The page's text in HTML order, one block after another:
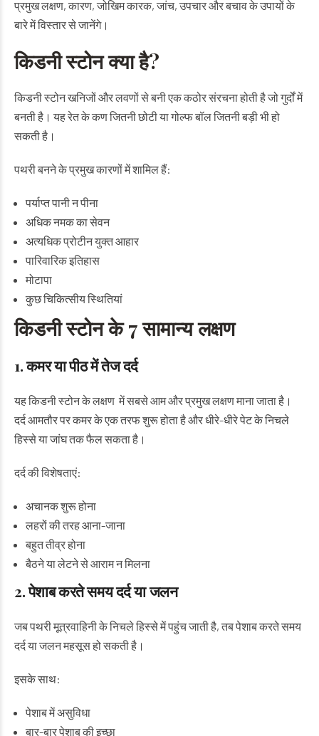
प्रमुख लक्षण, कारण, जोखिम कारक, जांच, उपचार और बचाव के उपायों के
बारे में विस्तार से जानेंगे।
किडनी स्टोन क्या है?
किडनी स्टोन खनिजों और लवणों से बनी एक कठोर संरचना होती है जो गुर्दों में
बनती है। यह रेत के कण जितनी छोटी या गोल्फ बॉल जितनी बड़ी भी हो
सकती है।
पथरी बनने के प्रमुख कारणों में शामिल हैं:
पर्याप्त पानी न पीना
अधिक नमक का सेवन
अत्यधिक प्रोटीन युक्त आहार
पारिवारिक इतिहास
मोटापा
कुछ चिकित्सीय स्थितियां
किडनी स्टोन के 7 सामान्य लक्षण
1. कमर या पीठ में तेज दर्द
यह किडनी स्टोन के लक्षण में सबसे आम और प्रमुख लक्षण माना जाता है।
दर्द आमतौर पर कमर के एक तरफ शुरू होता है और धीरे-धीरे पेट के निचले
हिस्से या जांघ तक फैल सकता है।
दर्द की विशेषताएं:
अचानक शुरू होना
लहरों की तरह आना-जाना
बहुत तीव्र होना
बैठने या लेटने से आराम न मिलना
2. पेशाब करते समय दर्द या जलन
जब पथरी मूत्रवाहिनी के निचले हिस्से में पहुंच जाती है, तब पेशाब करते समय
दर्द या जलन महसूस हो सकती है।
इसके साथ:
पेशाब में असुविधा
बार-बार पेशाब की इच्छा